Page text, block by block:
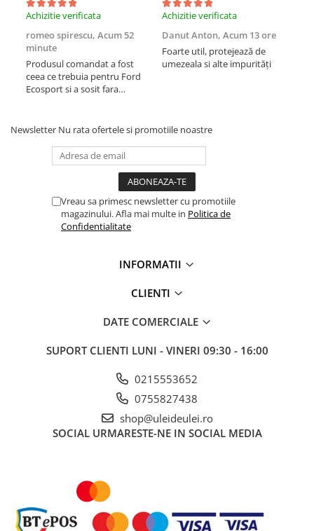
■ Ulei motor RAVENOL
■ Ulei motor LIQUI MOLY
■ Ulei motor CASTROL
■ Ulei motor MOBIL
■ Ulei motor MOTUL
■ Ulei motor VALVOLINE
■ Ulei motor ROWE
■ Ulei motor SHELL
■ Ulei motor TOTAL
■ Ulei motor KROSS
Ulei motor DACIA
Ulei motor BMW
Ulei motor NISSAN
Ulei motor MAZDA
Achizitie verificata
romeo spirescu, Acum 52
minute
Produsul comandat a fost
ceea ce trebuia pentru Ford
Ecosport si a sosit fara
Achizitie verificata
Danut Anton, Acum 13 ore
Foarte util, protejează de
umezeala si alte impurități
Newsletter Nu rata ofertele si promotiile noastre
Vreau sa primesc newsletter cu promotiile
magazinului. Afla mai multe in Politica de
Confidentialitate
INFORMATII
CLIENTI
DATE COMERCIALE
SUPORT CLIENTI LUNI - VINERI 09:30 - 16:00
0215553652
0755827438
shop@uleideulei.ro
SOCIAL URMARESTE-NE IN SOCIAL MEDIA